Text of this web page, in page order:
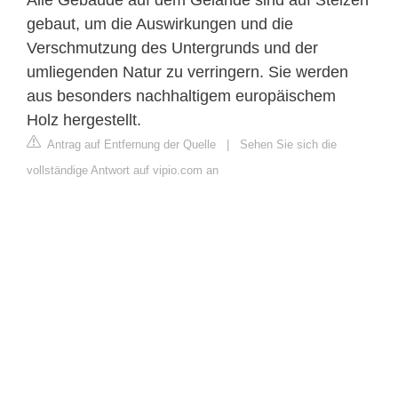
gebaut, um die Auswirkungen und die
Verschmutzung des Untergrunds und der
umliegenden Natur zu verringern. Sie werden
aus besonders nachhaltigem europäischem
Holz hergestellt.
Antrag auf Entfernung der Quelle | Sehen Sie sich die
vollständige Antwort auf vipio.com an